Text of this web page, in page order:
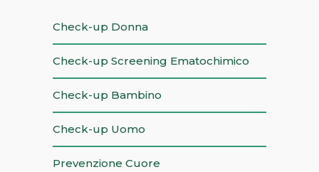
Check-up Donna
Check-up Screening Ematochimico
Check-up Bambino
Check-up Uomo
Prevenzione Cuore